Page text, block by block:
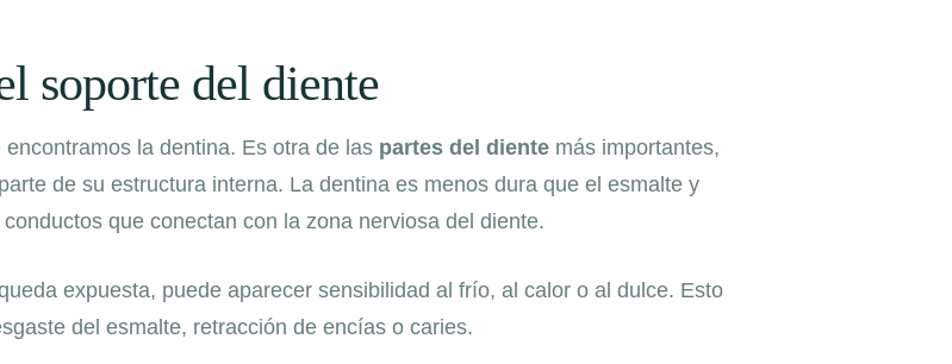
soporte del diente
la dentina. Es otra de las partes del diente más importantes,
de su estructura interna. La dentina es menos dura que el esmalte y
que conectan con la zona nerviosa del diente.
expuesta, puede aparecer sensibilidad al frío, al calor o al dulce. Esto
del esmalte, retracción de encías o caries.